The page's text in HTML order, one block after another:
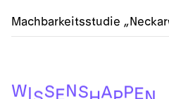
Machbarkeitsstudie
WI SENS A P E